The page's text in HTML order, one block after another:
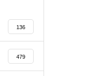
136
479